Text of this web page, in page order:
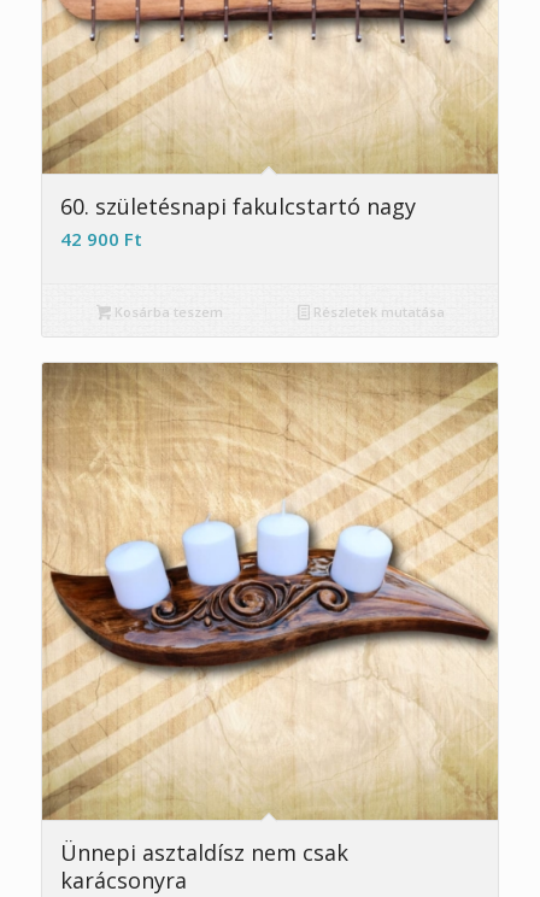
60. születésnapi fakulcstartó nagy
42 900 Ft
Kosárba teszem Részletek mutatása
Ünnepi asztaldísz nem csak
karácsonyra